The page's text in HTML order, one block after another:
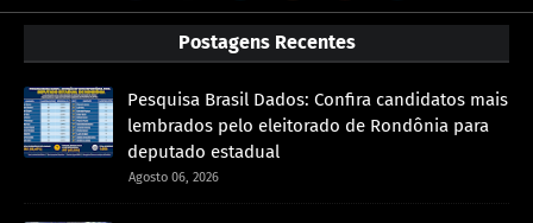
Postagens Recentes
Pesquisa Brasil Dados: Confira candidatos mais
lembrados pelo eleitorado de Rondônia para
deputado estadual
Agosto 06, 2026